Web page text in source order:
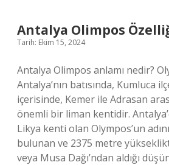
Antalya Olimpos
Tarih: Ekim 15, 2024
Antalya Olimpos anlamı nedir?
Antalya’nın batısında, Kumluca
içerisinde, Kemer ile Adrasan
önemli bir liman kentidir.
Likya kenti olan Olympos’un
bulunan ve 2375 metre
veya Musa Dağı’ndan aldığı